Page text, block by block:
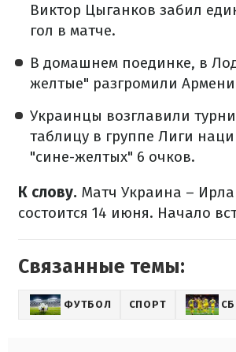
Виктор Цыганков забил
гол в матче.
В домашнем поединке, в
желтые" разгромили
Украинцы возглавили
таблицу в группе Лиги
"сине-желтых" 6 очков.
К слову. Матч Украина –
состоится 14 июня. Начало
Связанные темы:
ФУТБОЛ СПОРТ